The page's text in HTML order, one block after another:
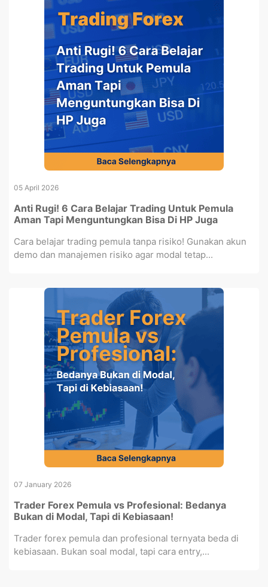
05 April 2026
Anti Rugi! 6 Cara Belajar Trading Untuk Pemula
Aman Tapi Menguntungkan Bisa Di HP Juga
Cara belajar trading pemula tanpa risiko! Gunakan akun
demo dan manajemen risiko agar modal tetap...
07 January 2026
Trader Forex Pemula vs Profesional: Bedanya
Bukan di Modal, Tapi di Kebiasaan!
Trader forex pemula dan profesional ternyata beda di
kebiasaan. Bukan soal modal, tapi cara entry,...